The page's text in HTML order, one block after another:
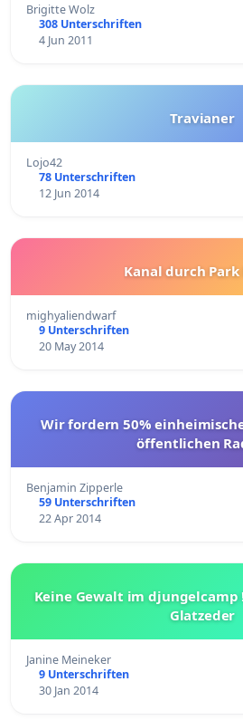
Brigitte Wolz
308 Unterschriften
4 Jun 2011
Travianer
Lojo42
78 Unterschriften
12 Jun 2014
Kanal durch Park
mighyaliendwarf
9 Unterschriften
20 May 2014
Wir fordern 50%
öffentlichen
Benjamin Zipperle
59 Unterschriften
22 Apr 2014
Keine Gewalt im
Glatzeder
Janine Meineker
9 Unterschriften
30 Jan 2014